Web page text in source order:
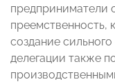
предприниматели
преемственность,
создание
делегации также